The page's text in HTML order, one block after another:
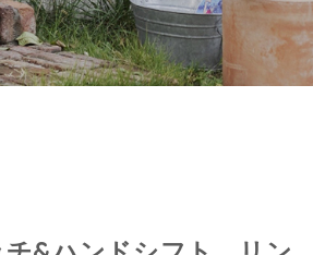
a
t
a
t